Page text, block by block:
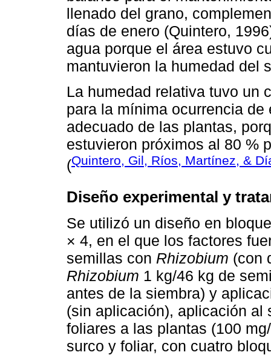
llenado del grano,
días de enero (Quintero,
agua porque el área estuvo
mantuvieron la humedad del
La humedad relativa tuvo un
para la mínima ocurrencia
adecuado de las plantas,
estuvieron próximos al 80 %
(Quintero, Gil, Ríos, Martínez, &
Diseño experimental y
Se utilizó un diseño en
× 4, en el que los factores
semillas con Rhizobium (con
Rhizobium 1 kg/46 kg de
antes de la siembra) y
(sin aplicación), aplicación al
foliares a las plantas (100
surco y foliar, con cuatro